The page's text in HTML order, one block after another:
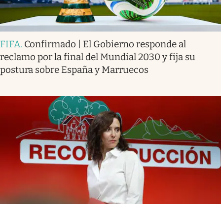
FIFA. Confirmado | El Gobierno responde al
reclamo por la final del Mundial 2030 y fija su
postura sobre España y Marruecos